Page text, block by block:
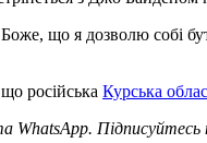
Боже, що я дозволю собі
російська Курська
WhatsApp. Підписуйтесь